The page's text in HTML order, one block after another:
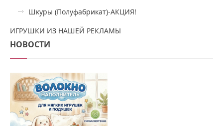
Шкуры (Полуфабрикат)-АКЦИЯ!
ИГРУШКИ ИЗ НАШЕЙ РЕКЛАМЫ
НОВОСТИ